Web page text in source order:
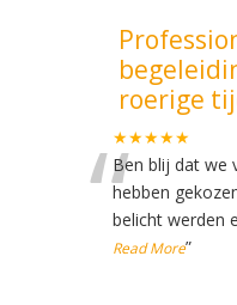
roerige
★★★★★
“Ben blij dat we
hebben
belicht werden
Read More”